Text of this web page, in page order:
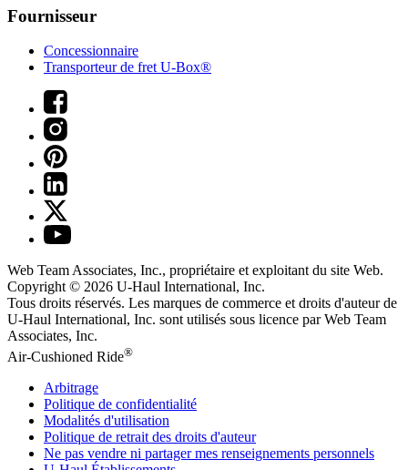
Fournisseur
Concessionnaire
Transporteur de fret U-Box®
Web Team Associates, Inc., propriétaire et exploitant du site Web.
Copyright © 2026 U-Haul International, Inc.
Tous droits réservés. Les marques de commerce et droits d'auteur de
U-Haul International, Inc. sont utilisés sous licence par Web Team
Associates, Inc.
Air-Cushioned Ride®
Arbitrage
Politique de confidentialité
Modalités d'utilisation
Politique de retrait des droits d'auteur
Ne pas vendre ni partager mes renseignements personnels